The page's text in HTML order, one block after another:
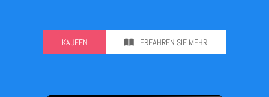
KAUFEN ERFAHREN SIE MEHR